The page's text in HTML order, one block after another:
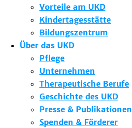
Vorteile am UKD
Kindertagesstätte
Bildungszentrum
Über das UKD
Pflege
Unternehmen
Therapeutische Berufe
Geschichte des UKD
Presse & Publikationen
Spenden & Förderer